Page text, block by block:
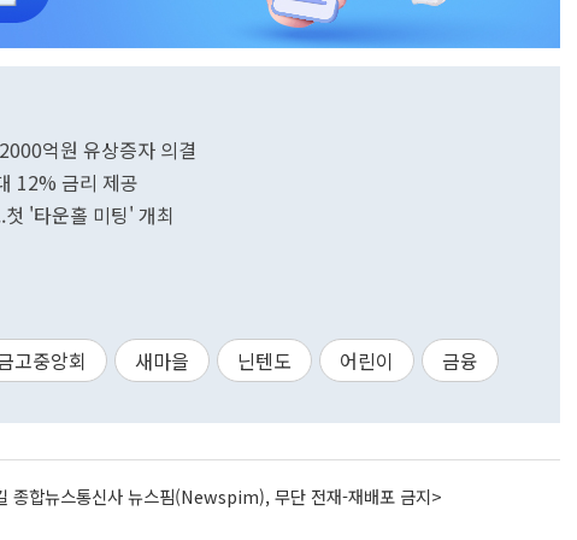
억원 유상증자 의결
12% 금리 제공
'타운홀 미팅' 개최
고중앙회 새마을 닌텐도 어린이 금융
종합뉴스통신사 뉴스핌(Newspim), 무단 전재-재배포 금지>